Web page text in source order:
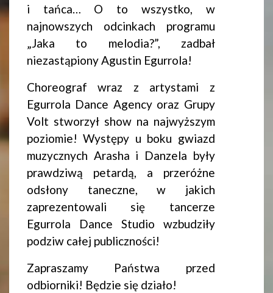
i tańca… O to wszystko, w
najnowszych odcinkach programu
„Jaka to melodia?”, zadbał
niezastąpiony Agustin Egurrola!
Choreograf wraz z artystami z
Egurrola Dance Agency oraz Grupy
Volt stworzył show na najwyższym
poziomie! Występy u boku gwiazd
muzycznych Arasha i Danzela były
prawdziwą petardą, a przeróżne
odsłony taneczne, w jakich
zaprezentowali się tancerze
Egurrola Dance Studio wzbudziły
podziw całej publiczności!
Zapraszamy Państwa przed
odbiorniki! Będzie się działo!